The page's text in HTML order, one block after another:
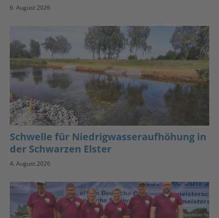
6. August 2026
Schwelle für Niedrigwasseraufhöhung in
der Schwarzen Elster
4. August 2026